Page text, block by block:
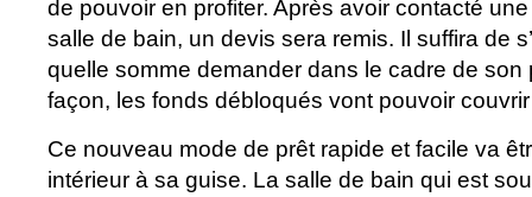
de pouvoir en profiter. Après avoir contacté
salle de bain, un devis sera remis. Il suffira de
quelle somme demander dans le cadre de son
façon, les fonds débloqués vont pouvoir
Ce nouveau mode de prêt rapide et facile va
intérieur à sa guise. La salle de bain qui est